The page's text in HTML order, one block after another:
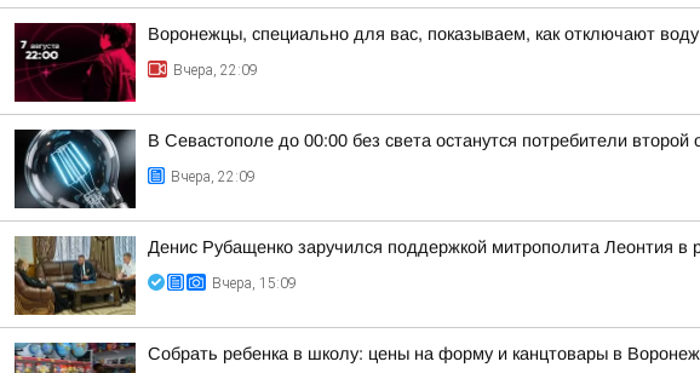
Воронежцы, специально для вас, показываем, как отключают воду
Вчера, 22:09
В Севастополе до 00:00 без света останутся потребители второй
Вчера, 22:09
Денис Рубащенко заручился поддержкой митрополита Леонтия в
Вчера, 15:09
Собрать ребенка в школу: цены на форму и канцтовары в